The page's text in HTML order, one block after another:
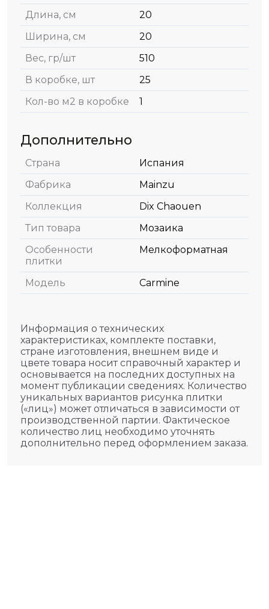
Длина, см
20
Ширина, см
20
Вес, гр/шт
510
В коробке, шт
25
Кол-во м2 в коробке
1
Дополнительно
Страна
Испания
Фабрика
Mainzu
Коллекция
Dix Chaouen
Тип товара
Мозаика
Особенности
плитки
Мелкоформатная
Модель Carmine
Информация о технических
характеристиках, комплекте поставки,
стране изготовления, внешнем виде и
цвете товара носит справочный характер и
основывается на последних доступных на
момент публикации сведениях. Количество
уникальных вариантов рисунка плитки
(«лиц») может отличаться в зависимости от
производственной партии. Фактическое
количество лиц необходимо уточнять
дополнительно перед оформлением заказа.